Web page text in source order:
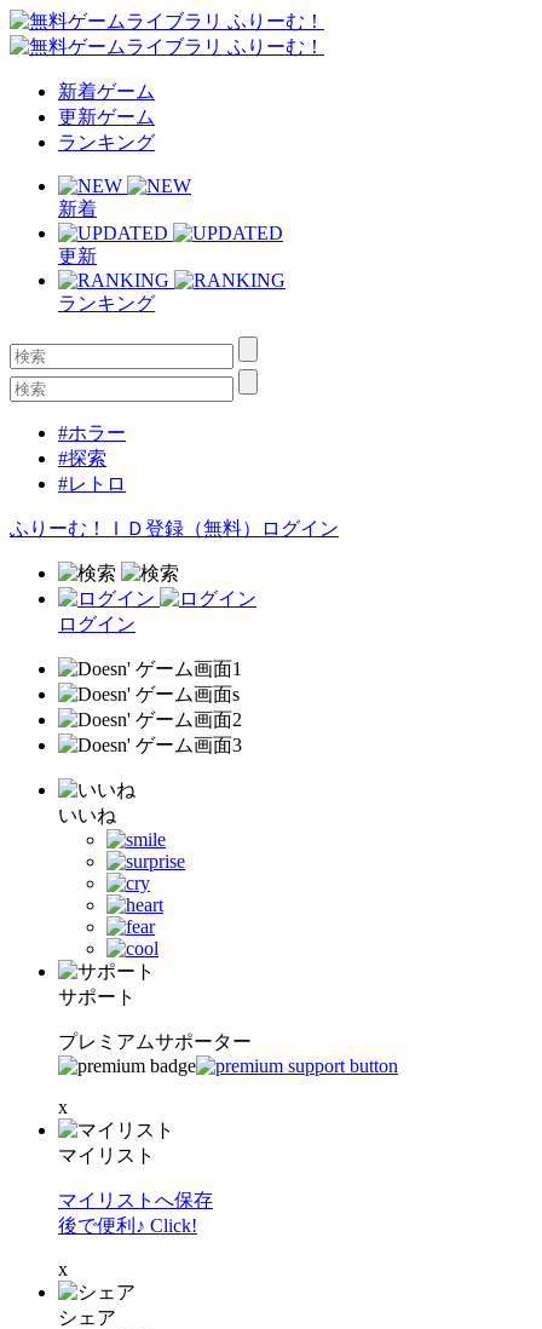
新着ゲーム
更新ゲーム
ランキング
新着
更新
ランキング
#ホラー
#探索
#レトロ
ふりーむ！ＩＤ登録（無料） ログイン
ログイン
いいね
サポート
プレミアムサポーター
x
マイリスト
マイリストへ保存
後で便利♪ Click!
x
シェア